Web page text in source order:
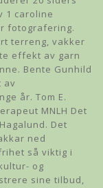
1 caroline
fotografering.
terreng, vakker
effekt av garn
Bente Gunhild
av
år. Tom E.
MNLH Det
Det
ned
så viktig i
og
sine tilbud,